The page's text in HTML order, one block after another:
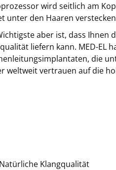
wird seitlich am
unter den Haaren
aber ist, dass Ihnen
liefern kann. MED-EL
die
weltweit vertrauen auf die
Natürliche Klangqualität